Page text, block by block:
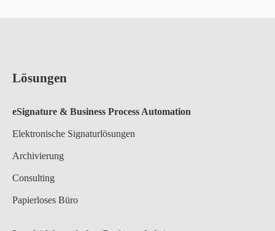
Lösungen
eSignature & Business Process Automation
Elektronische Signaturlösungen
Archivierung
Consulting
Papierloses Büro